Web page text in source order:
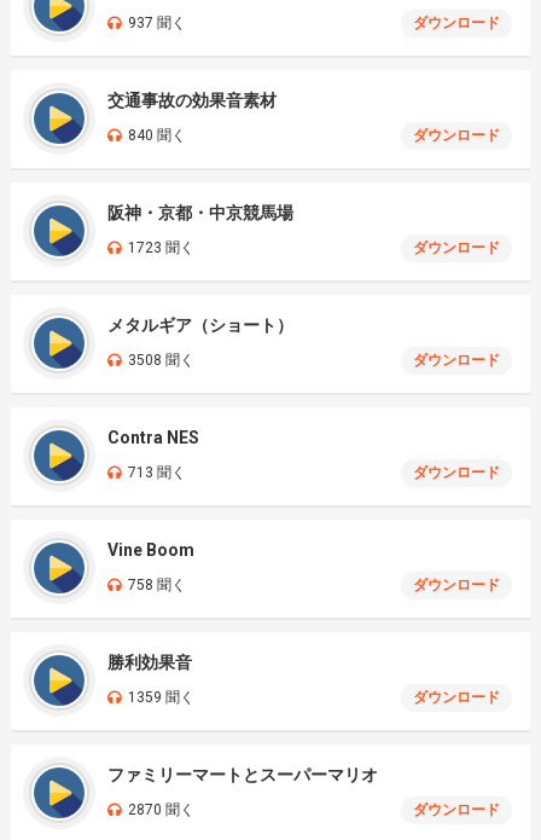
937 聞く ダウンロード
交通事故の効果音素材
840 聞く ダウンロード
阪神・京都・中京競馬場
1723 聞く ダウンロード
メタルギア（ショート）
3508 聞く ダウンロード
Contra NES
713 聞く ダウンロード
Vine Boom
758 聞く ダウンロード
勝利効果音
1359 聞く ダウンロード
ファミリーマートとスーパーマリオ
2870 聞く ダウンロード